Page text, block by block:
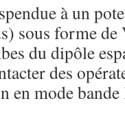
à un
sous forme
du dipôle
des
en mode